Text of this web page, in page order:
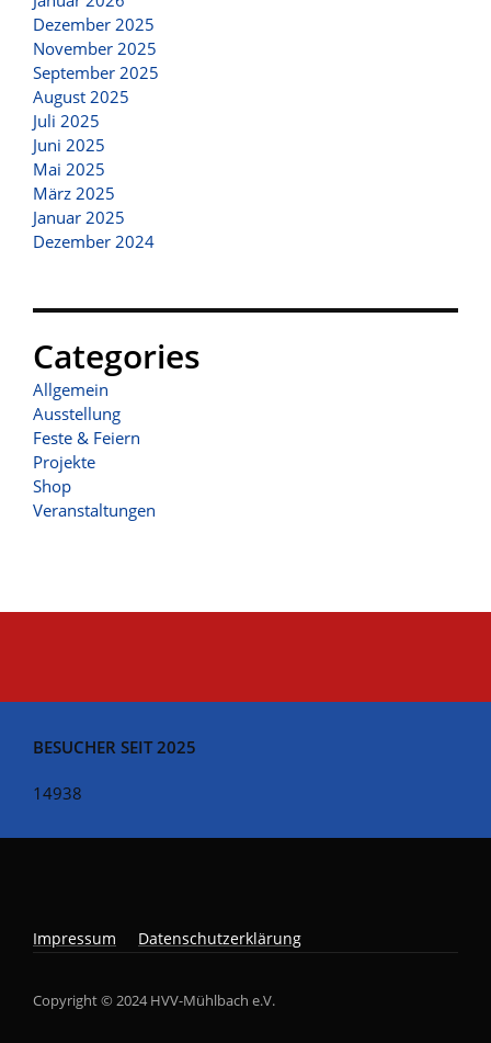
Dezember 2025
November 2025
September 2025
August 2025
Juli 2025
Juni 2025
Mai 2025
März 2025
Januar 2025
Dezember 2024
Categories
Allgemein
Ausstellung
Feste & Feiern
Projekte
Shop
Veranstaltungen
BESUCHER SEIT 2025
14938
Impressum Datenschutzerklärung
Copyright © 2024 HVV-Mühlbach e.V.